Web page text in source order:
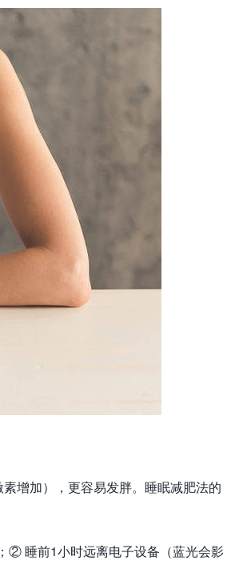
增加），更容易发胖。睡眠减肥法的
② 睡前1小时远离电子设备（蓝光会影